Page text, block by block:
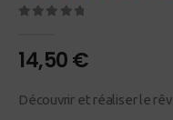
14,50€
Découvrir et réaliser le